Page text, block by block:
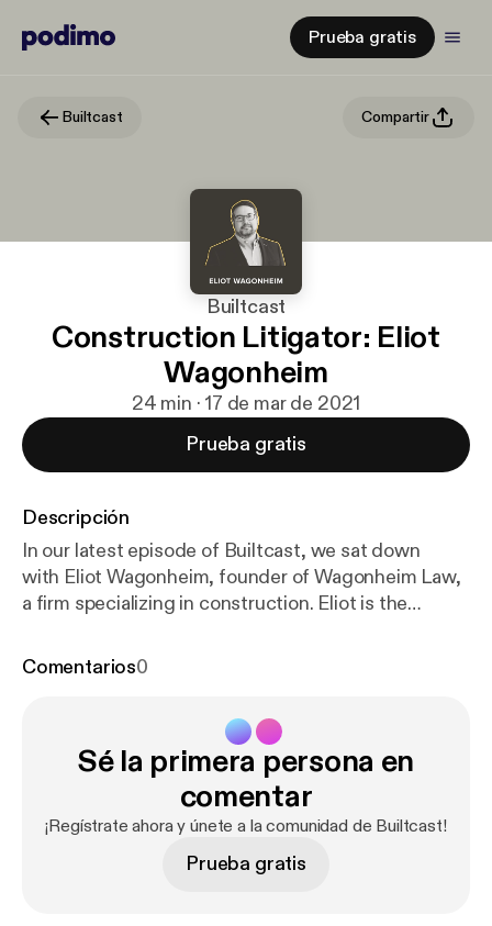
Prueba gratis
Builtcast Compartir
Builtcast
Construction Litigator: Eliot
Wagonheim
24 min · 17 de mar de 2021
Prueba gratis
Descripción
In our latest episode of Builtcast, we sat down
with Eliot Wagonheim, founder of Wagonheim Law,
a firm specializing in construction. Eliot is the
masterclasses,WagonheimU [
business. In our discussion, we delve into the
importance of work relationships, collaboration, and
being true to who you are. Eliot’s expertise in
construction law, and knowledge on how to prevent
a problem from ever occurring, made this episode
Comentarios0
Sé la primera persona en
comentar
¡Regístrate ahora y únete a la comunidad de Builtcast!
Prueba gratis